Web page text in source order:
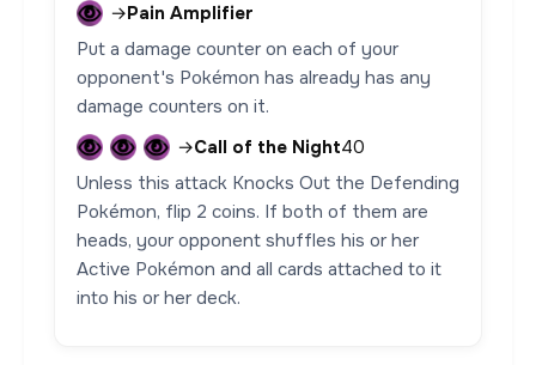
→Pain Amplifier
Put a damage counter on each of your
opponent's Pokémon has already has any
damage counters on it.
→Call of the Night40
Unless this attack Knocks Out the Defending
Pokémon, flip 2 coins. If both of them are
heads, your opponent shuffles his or her
Active Pokémon and all cards attached to it
into his or her deck.